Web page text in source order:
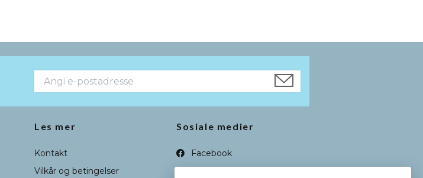
Les mer
Kontakt
Vilkår og betingelser
Sosiale medier
Facebook